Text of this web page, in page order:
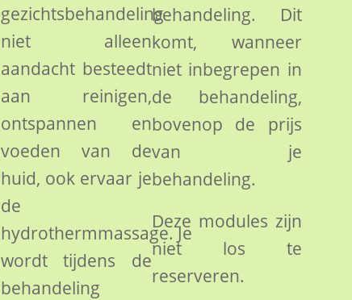
gezichtsbehandeling
niet alleen
aandacht besteedt
aan reinigen,
ontspannen en
voeden van de
huid, ook ervaar je
de
hydrothermmassage. Je
wordt tijdens de
behandeling
behandeling. Dit
komt, wanneer
niet inbegrepen in
de behandeling,
bovenop de prijs
van je
behandeling.
Deze modules zijn
niet los te
reserveren.